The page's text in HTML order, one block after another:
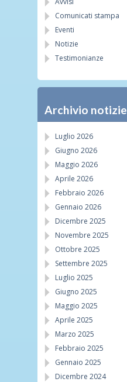
Comunicati stampa
Eventi
Notizie
Testimonianze
Archivio notizie
Luglio 2026
Giugno 2026
Maggio 2026
Aprile 2026
Febbraio 2026
Gennaio 2026
Dicembre 2025
Novembre 2025
Ottobre 2025
Settembre 2025
Luglio 2025
Giugno 2025
Maggio 2025
Aprile 2025
Marzo 2025
Febbraio 2025
Gennaio 2025
Dicembre 2024